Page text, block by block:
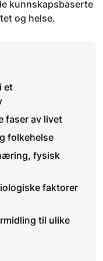
kunnskapsbaserte
og helse.
et
faser av livet
folkehelse
fysisk
faktorer
til ulike